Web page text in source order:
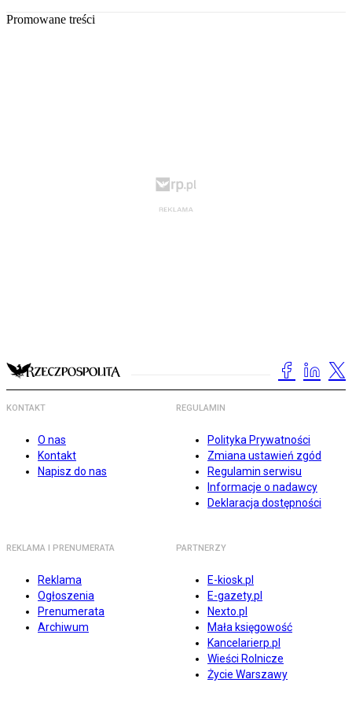
Promowane treści
KONTAKT
O nas
Kontakt
Napisz do nas
REGULAMIN
Polityka Prywatności
Zmiana ustawień zgód
Regulamin serwisu
Informacje o nadawcy
Deklaracja dostępności
REKLAMA I PRENUMERATA
Reklama
Ogłoszenia
Prenumerata
Archiwum
PARTNERZY
E-kiosk.pl
E-gazety.pl
Nexto.pl
Mała księgowość
Kancelarierp.pl
Wieści Rolnicze
Życie Warszawy